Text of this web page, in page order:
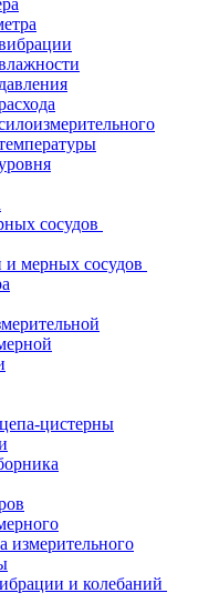
сосудов
и мерных сосудов
цистерны
измерительного
и колебаний